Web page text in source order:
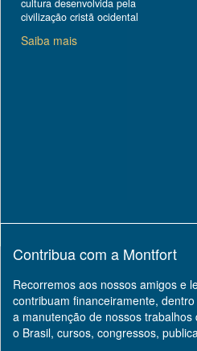
cultura desenvolvida pela
civilização cristã ocidental
Saiba mais
Contribua com a Montfort
Recorremos aos nossos amigos e
contribuam financeiramente,
a manutenção de nossos
o Brasil, cursos, congressos,